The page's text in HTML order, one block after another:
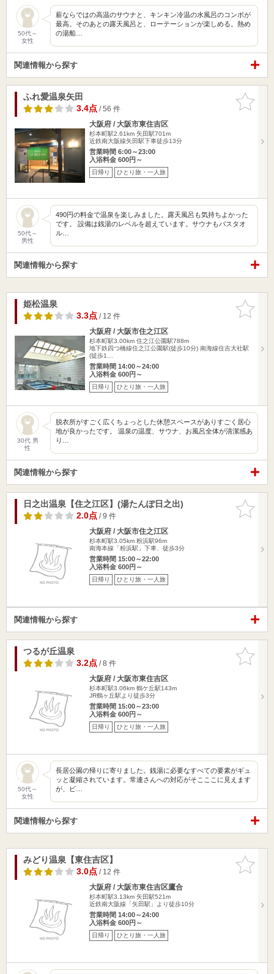
50代～
女性
薪ならではの高温のサウナと、キンキン冷温の水風呂のコンボが
最高。そのあとの露天風呂と、ローテーションが楽しめる。熱め
の湯船…
関連情報から探す
お気に入
りに追加
ふれ愛温泉矢田
3.4点/ 56 件
大阪府 / 大阪市東住吉区
杉本町駅2.61km 矢田駅701m
近鉄南大阪線矢田駅下車徒歩13分
営業時間 6:00～23:00
入浴料金 600円～
日帰り ひとり旅・一人旅
50代～
男性
490円の料金で温泉を楽しみました。露天風呂も気持ちよかった
です。 設備は銭湯のレベルを超えています。サウナもバスタオ
ル…
関連情報から探す
お気に入
りに追加
姫松温泉
3.3点/ 12 件
大阪府 / 大阪市住之江区
杉本町駅3.00km 住之江公園駅788m
地下鉄四つ橋線住之江公園駅(徒歩10分) 南海線住吉大社駅
(徒歩1…
営業時間 14:00～24:00
入浴料金 600円～
日帰り ひとり旅・一人旅
30代 男
性
脱衣所がすごく広くちょっとした休憩スペースがありすごく居心
地が良かったです。 温泉の温度、サウナ、お風呂全体が清潔感あ
り…
関連情報から探す
お気に入
りに追加
日之出温泉【住之江区】(湯たんぽ日之出)
2.0点/ 9 件
大阪府 / 大阪市住之江区
杉本町駅3.05km 粉浜駅96m
南海本線「粉浜駅」下車、徒歩3分
営業時間 15:00～22:00
入浴料金 600円～
日帰り ひとり旅・一人旅
関連情報から探す
お気に入
りに追加
つるが丘温泉
3.2点/ 8 件
大阪府 / 大阪市東住吉区
杉本町駅3.06km 鶴ケ丘駅143m
JR鶴ヶ丘駅より徒歩3分
営業時間 15:00～23:00
入浴料金 600円～
日帰り ひとり旅・一人旅
50代～
女性
長居公園の帰りに寄りました。銭湯に必要なすべての要素がギュ
ッと凝縮されています。常連さんへの対応がそこここに見えます
が、ビ…
関連情報から探す
お気に入
りに追加
みどり温泉【東住吉区】
3.0点/ 12 件
大阪府 / 大阪市東住吉区鷹合
杉本町駅3.13km 矢田駅521m
近鉄南大阪線「矢田駅」より徒歩10分
営業時間 14:00～24:00
入浴料金 600円～
日帰り ひとり旅・一人旅